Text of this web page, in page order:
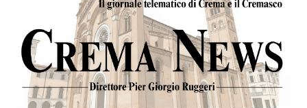
HOME
CRONACA
POLITICA
LA FOTO